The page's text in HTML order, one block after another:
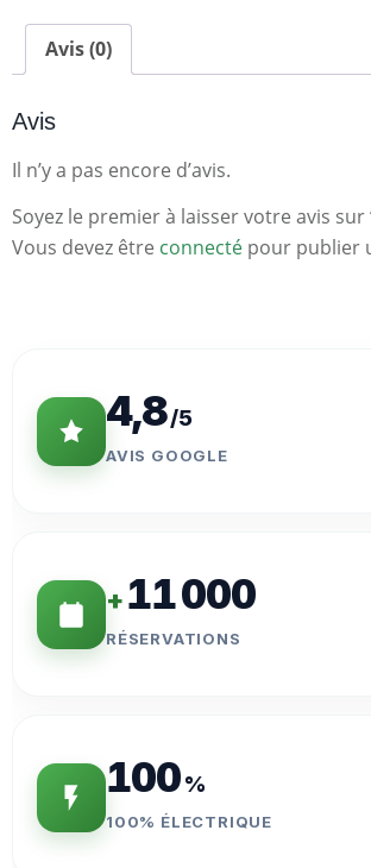
Avis (0)
Avis
Il n’y a pas encore d’avis.
Soyez le premier à laisser votre avis sur
Vous devez être connecté pour publier
4,8/5
AVIS GOOGLE
+11 000
RÉSERVATIONS
100%
100% ÉLECTRIQUE